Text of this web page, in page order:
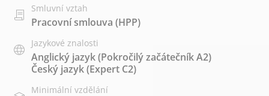
Smluvní vztah
Pracovní smlouva (HPP)
Jazykové znalosti
Anglický jazyk(Pokročilý začátečník A2)
Český jazyk(Expert C2)
Minimální vzdělání